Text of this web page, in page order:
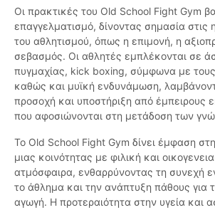
Οι πρακτικές του Old School Fight Gym
επαγγελματισμό, δίνοντας σημασία στις
του αθλητισμού, όπως η επιμονή, η
σεβασμός. Οι αθλητές εμπλέκονται σε
πυγμαχίας, kick boxing, σύμφωνα με
καθώς και μυϊκή ενδυνάμωση,
προσοχή και υποστήριξη από έμπειρους
που αφοσιώνονται στη μετάδοση των
Το Old School Fight Gym δίνει έμφαση στη
μιας κοινότητας με φιλική και
ατμόσφαιρα, ενθαρρύνοντας τη συνεχή
το άθλημα και την ανάπτυξη πάθους για
αγωγή. Η προτεραιότητα στην υγεία και